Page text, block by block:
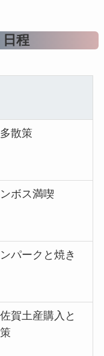
程
散策
ボス満喫
パークと焼き
賀土産購入と